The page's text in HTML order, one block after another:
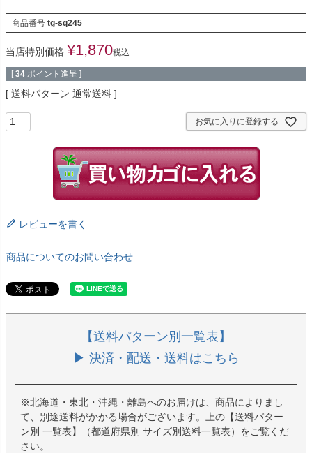
商品番号 tg-sq245
当店特別価格 ¥1,870税込
[ 34 ポイント進呈 ]
送料パターン 通常送料
お気に入りに登録する
レビューを書く
商品についてのお問い合わせ
【送料パターン別一覧表】
▶ 決済・配送・送料はこちら
※北海道・東北・沖縄・離島へのお届けは、商品によりまし
て、別途送料がかかる場合がございます。上の【送料パター
ン別 一覧表】（都道府県別 サイズ別送料一覧表）をご覧くだ
さい。